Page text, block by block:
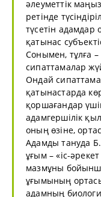
әлеуметтік
ретінде
түсетін
қатынас
Сонымен, тұлға
сипаттамалар
Ондай
қатынастарда
қоршағандар
адамгершілік
оның өзіне,
Адамды тануда
ұғым – «іс-әрекет
мазмұны
ұғымының
адамның